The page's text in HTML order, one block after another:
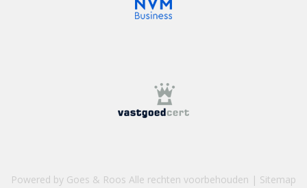
Powered by Goes & Roos Alle rechten voorbehouden | Sitemap